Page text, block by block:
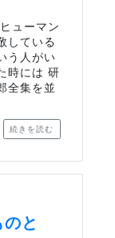
ューマン
している
う人がい
時には 研
全集を並
続きを読む
と